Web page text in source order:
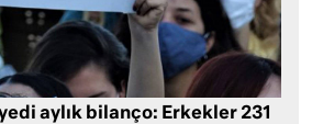
aylık bilanço: Erkekler 231